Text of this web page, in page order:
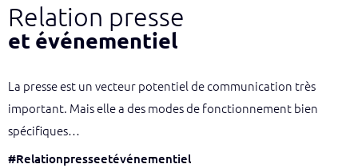
Relation presse
et événementiel
La presse est un vecteur potentiel de communication très
important. Mais elle a des modes de fonctionnement bien
spécifiques…
#Relationpresseetévénementiel